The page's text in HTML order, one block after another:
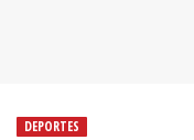
DEPORTES